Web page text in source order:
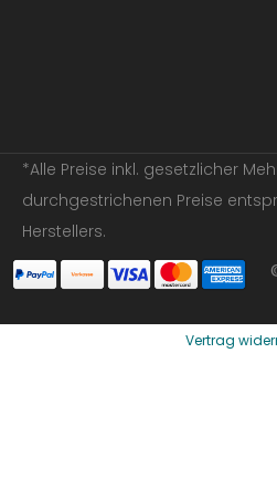
*Alle Preise inkl. gesetzlicher
durchgestrichenen Preise
Herstellers.
Vertrag